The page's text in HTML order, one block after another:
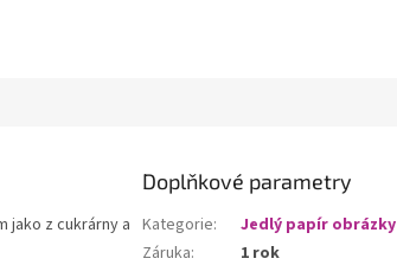
jako z cukrárny a
Doplňkové parametry
Kategorie:
Jedlý papír obrázky
Záruka: 1 rok